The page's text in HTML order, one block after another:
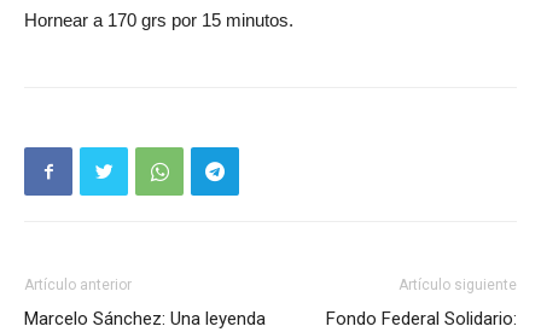
Hornear a 170 grs por 15 minutos.
Artículo anterior
Marcelo Sánchez: Una leyenda
Artículo siguiente
Fondo Federal Solidario: